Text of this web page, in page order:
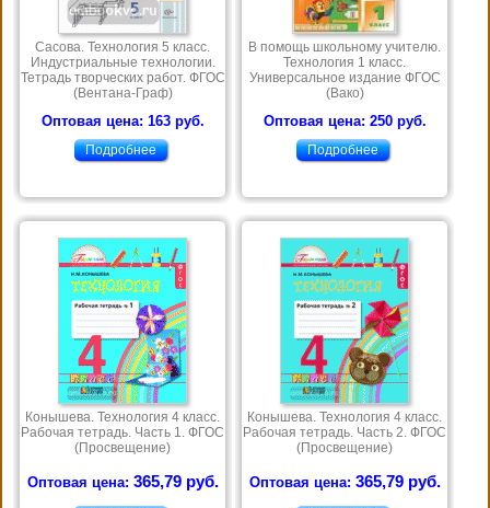
Сасова. Технология 5 класс.
Индустриальные технологии.
Тетрадь творческих работ. ФГОС
(Вентана-Граф)
Оптовая цена: 163 руб.
Подробнее
В помощь школьному учителю.
Технология 1 класс.
Универсальное издание ФГОС
(Вако)
Оптовая цена: 250 руб.
Подробнее
Конышева. Технология 4 класс.
Рабочая тетрадь. Часть 1. ФГОС
(Просвещение)
Оптовая цена: 365,79 руб.
Конышева. Технология 4 класс.
Рабочая тетрадь. Часть 2. ФГОС
(Просвещение)
Оптовая цена: 365,79 руб.